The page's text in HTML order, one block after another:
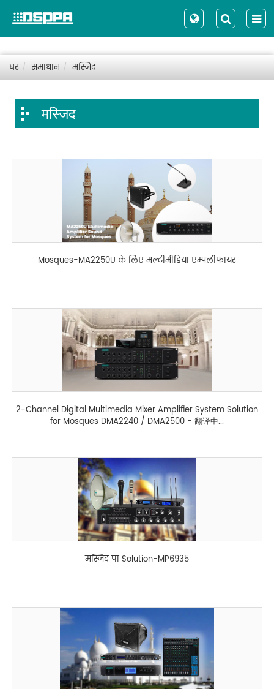
घर समाधान मस्जिद
मस्जिद
Mosques-MA2250U के लिए मल्टीमीडिया एम्पलीफायर
2-Channel Digital Multimedia Mixer Amplifier System Solution
for Mosques DMA2240 / DMA2500 - 翻译中...
मस्जिद पा Solution-MP6935